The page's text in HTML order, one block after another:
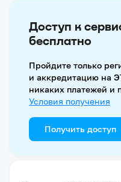
Доступ к
бесплатно
Пройдите только
и аккредитацию на
никаких платежей и
Условия получения
Получить доступ